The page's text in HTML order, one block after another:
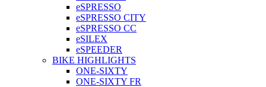
eSPRESSO
eSPRESSO CITY
eSPRESSO CC
eSILEX
eSPEEDER
BIKE HIGHLIGHTS
ONE-SIXTY
ONE-SIXTY FR